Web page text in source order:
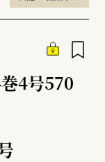
4号570